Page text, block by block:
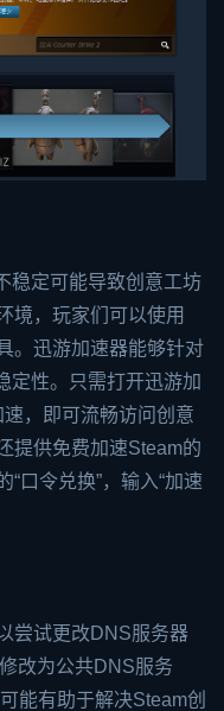
稳定可能导致创意工坊
境，玩家们可以使用
。迅游加速器能够针对
定性。只需打开迅游加
速，即可流畅访问创意
提供免费加速Steam的
口令兑换”，输入“加速
尝试更改DNS服务器
改为公共DNS服务
能有助于解决Steam创